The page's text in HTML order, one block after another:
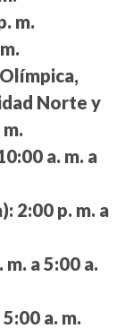
m.
Norte y
a. m. a
2:00 p. m. a
m. a 5:00 a.
a. m.